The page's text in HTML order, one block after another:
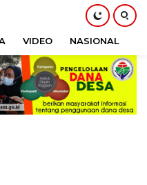
VIDEO NASIONAL